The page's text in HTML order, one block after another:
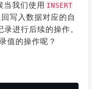
我们使用 INSERT
写入数据对应的自
进行后续的操作。
值的操作呢？